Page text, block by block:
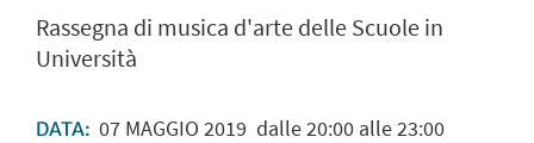
Rassegna di musica d'arte delle Scuole in
Università
DATA: 07MAGGIO 2019 dalle 20:00 alle 23:00